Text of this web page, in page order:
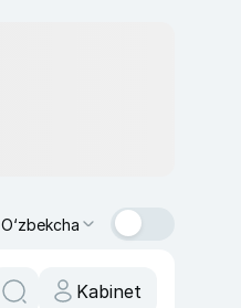
O‘zbekcha
Kabinet